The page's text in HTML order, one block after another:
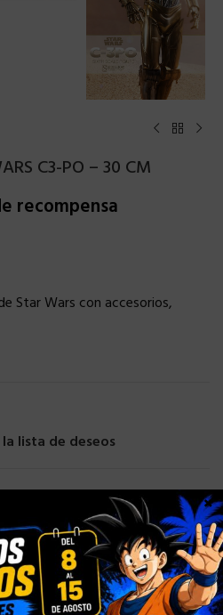
C3-PO – 30 CM
recompensa
Star Wars con accesorios,
lista de deseos
×